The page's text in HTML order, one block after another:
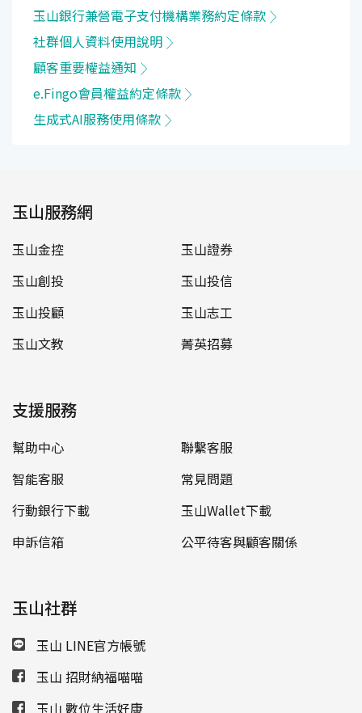
玉山銀行兼營電子支付機構業務約定條款
社群個人資料使用說明
顧客重要權益通知
e.Fingo會員權益約定條款
生成式AI服務使用條款
玉山服務網
玉山金控
玉山證券
玉山創投
玉山投信
玉山投顧
玉山志工
玉山文教
菁英招募
支援服務
幫助中心
聯繫客服
智能客服
常見問題
行動銀行下載
玉山Wallet下載
申訴信箱
公平待客與顧客關係
玉山社群
玉山 LINE官方帳號
玉山 招財納福喵喵
玉山 數位生活好康